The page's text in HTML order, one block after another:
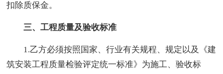
扣除质保金。
三、工程质量及验收标准
1.乙方必须按照国家、行业有关规程、规定以及《建
筑安装工程质量检验评定统一标准》为施工、验收标